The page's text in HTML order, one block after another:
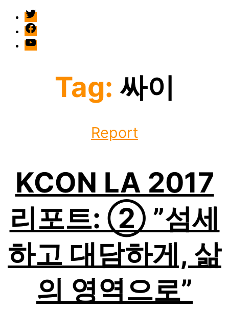
twitter
facebook
Youtube
Tag: 싸이
Categories
Report
KCON LA 2017
리포트: ② ”섬세
하고 대담하게, 삶
의 영역으로”